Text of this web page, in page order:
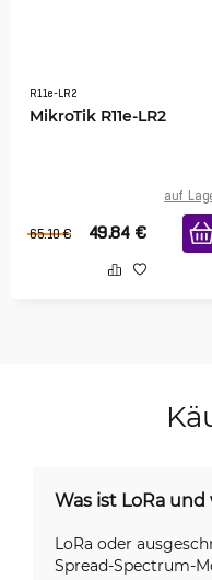
R11e-LR2
MikroTik R11e-LR2
auf
65.10 € 49.84 €
Was ist LoRa
LoRa oder
Spread-Spectrum-